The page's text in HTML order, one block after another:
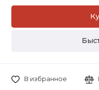
В избранное